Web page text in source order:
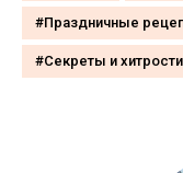
Праздничные
Секреты и хитрости